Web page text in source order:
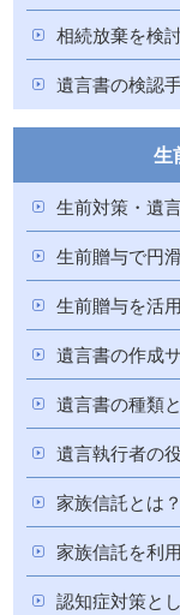
相続放棄を検
遺言書の検認
生
生前対策・遺
生前贈与で円
生前贈与を活
遺言書の作成
遺言書の種類
遺言執行者の
家族信託とは
家族信託を利
認知症対策と